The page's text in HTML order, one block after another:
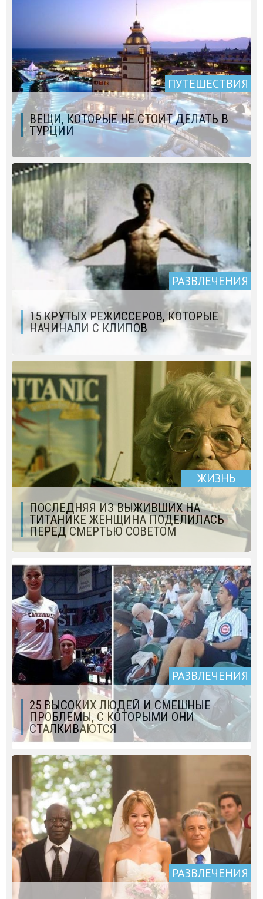
ПУТЕШЕСТВИЯ
ВЕЩИ, КОТОРЫЕ НЕ СТОИТ ДЕЛАТЬ В
ТУРЦИИ
РАЗВЛЕЧЕНИЯ
15 КРУТЫХ РЕЖИССЕРОВ, КОТОРЫЕ
НАЧИНАЛИ С КЛИПОВ
ЖИЗНЬ
ПОСЛЕДНЯЯ ИЗ ВЫЖИВШИХ НА
ТИТАНИКЕ ЖЕНЩИНА ПОДЕЛИЛАСЬ
ПЕРЕД СМЕРТЬЮ СОВЕТОМ
РАЗВЛЕЧЕНИЯ
25 ВЫСОКИХ ЛЮДЕЙ И СМЕШНЫЕ
ПРОБЛЕМЫ, С КОТОРЫМИ ОНИ
СТАЛКИВАЮТСЯ
РАЗВЛЕЧЕНИЯ